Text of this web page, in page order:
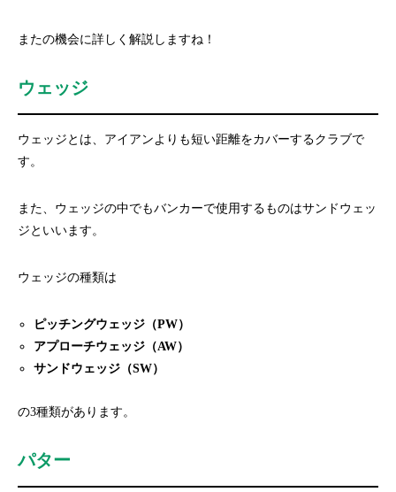
またの機会に詳しく解説しますね！
ウェッジ
ウェッジとは、アイアンよりも短い距離をカバーするクラブで
す。
また、ウェッジの中でもバンカーで使用するものはサンドウェッ
ジといいます。
ウェッジの種類は
ピッチングウェッジ（PW）
アプローチウェッジ（AW）
サンドウェッジ（SW）
の3種類があります。
パター